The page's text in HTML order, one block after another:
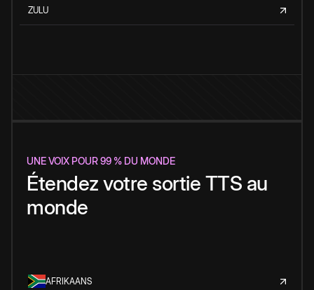
ZULU
UNE VOIX POUR 99 % DU MONDE
Étendez votre sortie TTS au
monde
AFRIKAANS